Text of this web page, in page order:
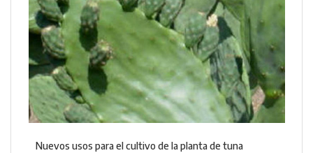
Nuevos usos para el cultivo de la planta de tuna